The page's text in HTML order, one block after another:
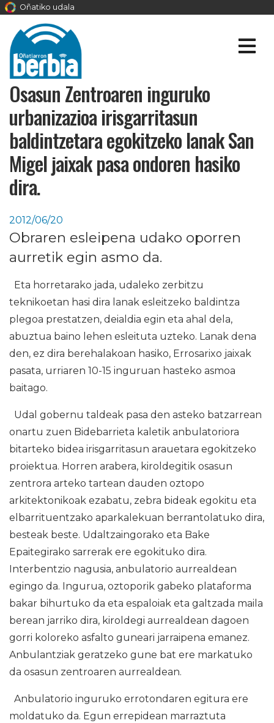
Oñatiko udala
Osasun Zentroaren inguruko
urbanizazioa irisgarritasun
baldintzetara egokitzeko lanak San
Migel jaixak pasa ondoren hasiko
dira.
2012/06/20
Obraren esleipena udako oporren
aurretik egin asmo da.
Eta horretarako jada, udaleko zerbitzu
teknikoetan hasi dira lanak esleitzeko baldintza
plegoa prestatzen, deialdia egin eta ahal dela,
abuztua baino lehen esleituta uzteko. Lanak dena
den, ez dira berehalakoan hasiko, Errosarixo jaixak
pasata, urriaren 10-15 inguruan hasteko asmoa
baitago.
Udal gobernu taldeak pasa den asteko batzarrean
onartu zuen Bidebarrieta kaletik anbulatoriora
bitarteko bidea irisgarritasun arauetara egokitzeko
proiektua. Horren arabera, kiroldegitik osasun
zentrora arteko tartean dauden oztopo
arkitektonikoak ezabatu, zebra bideak egokitu eta
elbarrituentzako aparkalekuan berrantolatuko dira,
besteak beste. Udaltzaingorako eta Bake
Epaitegirako sarrerak ere egokituko dira.
Interbentzio nagusia, anbulatorio aurrealdean
egingo da. Ingurua, oztoporik gabeko plataforma
bakar bihurtuko da eta espaloiak eta galtzada maila
berean jarriko dira, kiroldegi aurrealdean dagoen
gorri koloreko asfalto guneari jarraipena emanez.
Anbulantziak geratzeko gune bat ere markatuko
da osasun zentroaren aurrealdean.
Anbulatorio inguruko errotondaren egitura ere
moldatuko da. Egun errepidean marraztuta